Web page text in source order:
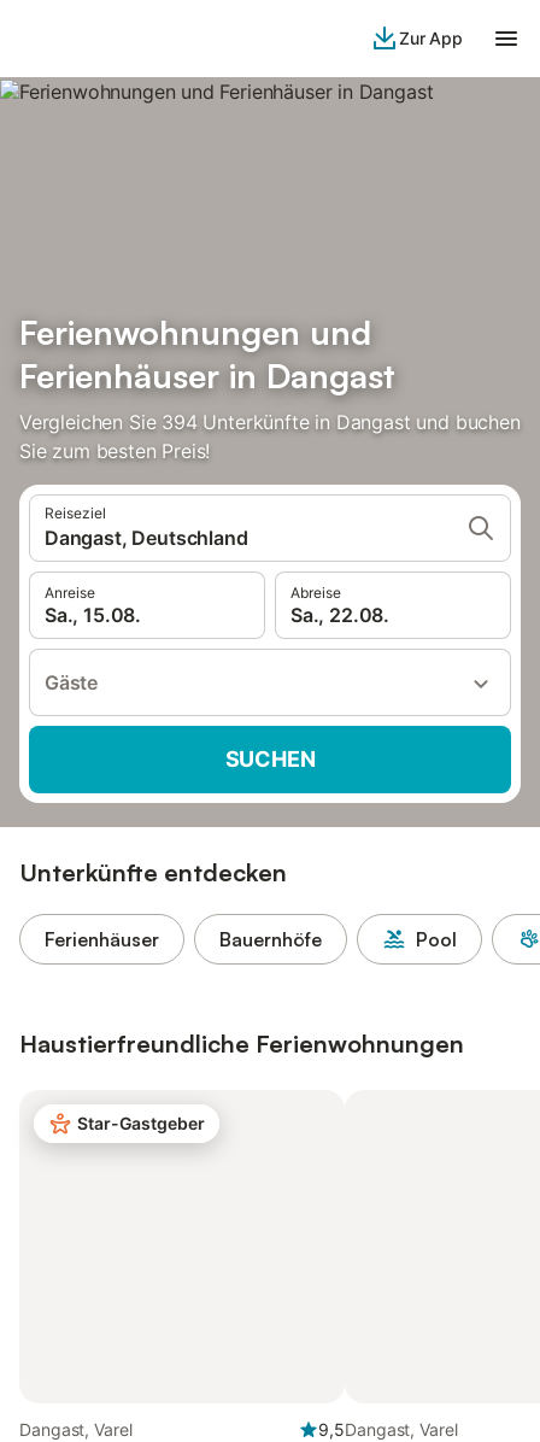
Zur App
Ferienwohnungen und
Ferienhäuser in Dangast
Vergleichen Sie 394 Unterkünfte in Dangast und buchen
Sie zum besten Preis!
Reiseziel
Dangast, Deutschland
Anreise
Sa., 15.08.
Abreise
Sa., 22.08.
Gäste
SUCHEN
Unterkünfte entdecken
Ferienhäuser Bauernhöfe Pool
Haustierfreundliche Ferienwohnungen
Star-Gastgeber
Dangast, Varel
9,5Dangast, Varel